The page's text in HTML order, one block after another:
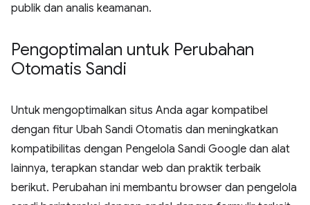
publik dan analis keamanan.
Pengoptimalan untuk Perubahan
Otomatis Sandi
Untuk mengoptimalkan situs Anda agar kompatibel
dengan fitur Ubah Sandi Otomatis dan meningkatkan
kompatibilitas dengan Pengelola Sandi Google dan alat
lainnya, terapkan standar web dan praktik terbaik
berikut. Perubahan ini membantu browser dan pengelola